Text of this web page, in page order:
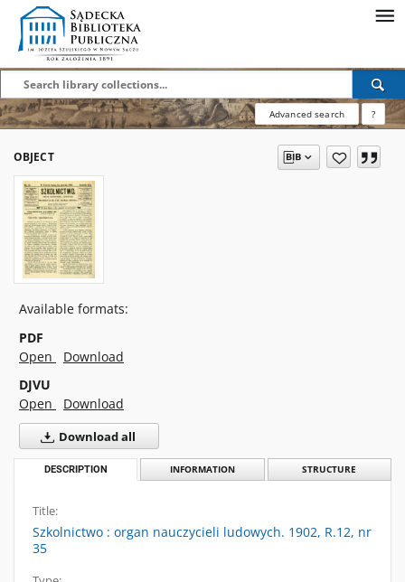
Advanced search ?
OBJECT
Available formats:
PDF
Open
Download
DJVU
Open
Download
Download all
DESCRIPTION INFORMATION STRUCTURE
Title:
Szkolnictwo : organ nauczycieli ludowych. 1902, R.12, nr
35